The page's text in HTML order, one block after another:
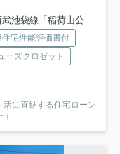
池袋線「稲荷山公園」駅 徒歩25分
住宅性能評価書付
ーズクロゼット
に直結する住宅ローン